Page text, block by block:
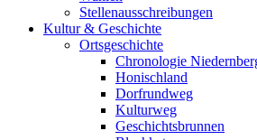
Stellenausschreibungen
Kultur & Geschichte
Ortsgeschichte
Chronologie
Honischland
Dorfrundweg
Kulturweg
Geschichtsbrunnen